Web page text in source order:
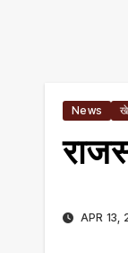
News
APR 13,